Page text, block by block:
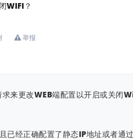
WIFI？
举报
来更改WEB端配置以开启或关闭
经正确配置了静态IP地址或者通过